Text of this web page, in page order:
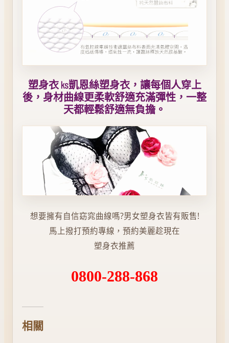
塑身衣 ks凱恩絲塑身衣，讓每個人穿上
後，身材曲線更柔軟舒適充滿彈性，一整
天都輕鬆舒適無負擔。
想要擁有自信窈窕曲線嗎?男女塑身衣皆有販售!
馬上撥打預約專線，預約美麗趁現在
塑身衣推薦
0800-288-868
相關